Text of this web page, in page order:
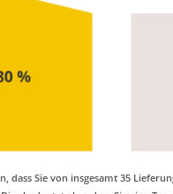
Sie von insgesamt 35